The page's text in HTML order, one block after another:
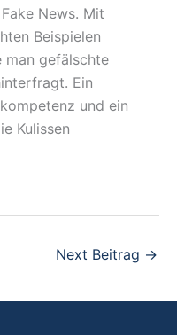
News. Mit
Beispielen
man gefälschte
Ein
und ein
Kulissen
Next Beitrag →